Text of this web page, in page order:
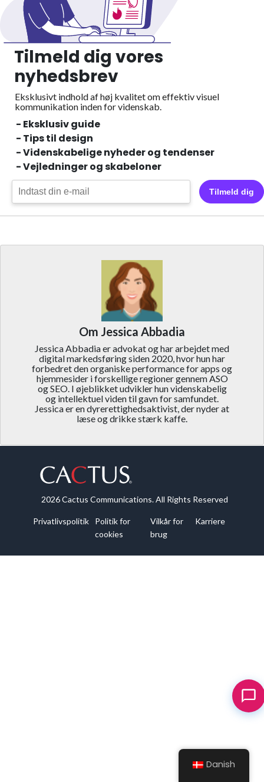
Tilmeld dig vores
nyhedsbrev
Eksklusivt indhold af høj kvalitet om effektiv visuel
kommunikation inden for videnskab.
- Eksklusiv guide
- Tips til design
- Videnskabelige nyheder og tendenser
- Vejledninger og skabeloner
Tilmeld dig
Om Jessica Abbadia
Jessica Abbadia er advokat og har arbejdet med
digital markedsføring siden 2020, hvor hun har
forbedret den organiske performance for apps og
hjemmesider i forskellige regioner gennem ASO
og SEO. I øjeblikket udvikler hun videnskabelig
og intellektuel viden til gavn for samfundet.
Jessica er en dyrerettighedsaktivist, der nyder at
læse og drikke stærk kaffe.
2026 Cactus Communications. All Rights Reserved
Privatlivspolitik
Politik for
cookies
Vilkår for
brug
Karriere
Danish